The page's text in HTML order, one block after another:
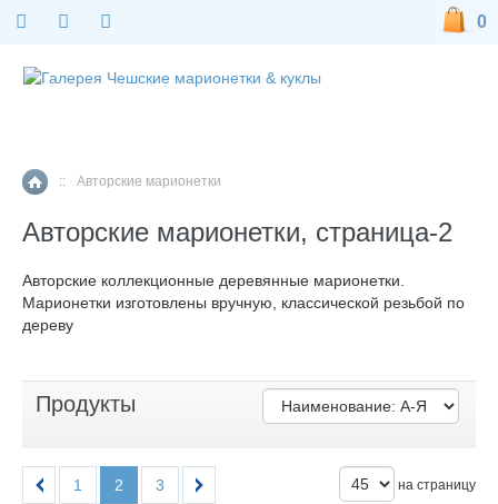
Главная страница
:: Авторские марионетки
Авторские марионетки, страница-2
Авторские коллекционные деревянные марионетки.
Марионетки изготовлены вручную, классической резьбой по
дереву
Продукты
1 2 3 на страницу
0